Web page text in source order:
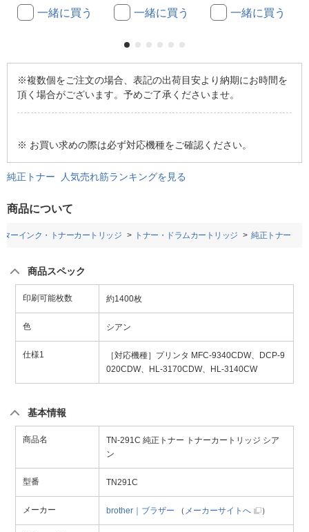
一緒に買う 一緒に買う 一緒に買う
※複数個をご注文の場合、表記の出荷目安より納期にお時間を
頂く場合がございます。予めご了承くださいませ。
※ お買い求めの際は必ず対応機種をご確認ください。
純正トナー 人気売れ筋ランキングを見る
商品について
ターインク・トナーカートリッジ トナー・ドラムカートリッジ 純正トナー
商品スペック
印刷可能枚数 約1400枚
色 シアン
仕様1
［対応機種］プリンタ MFC-9340CDW、DCP-9
020CDW、HL-3170CDW、HL-3140CW
基本情報
商品名
TN-291C 純正トナー トナーカートリッジ シア
ン
型番 TN291C
メーカー brother｜ブラザー （ メーカーサイトへ ）